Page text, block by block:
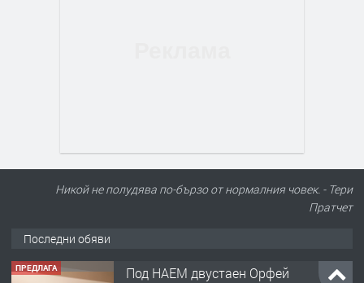
Никой не полудява по-бързо от нормалния човек. - Тери
Пратчет
Последни обяви
ПРЕДЛАГА Под НАЕМ двустаен Орфей